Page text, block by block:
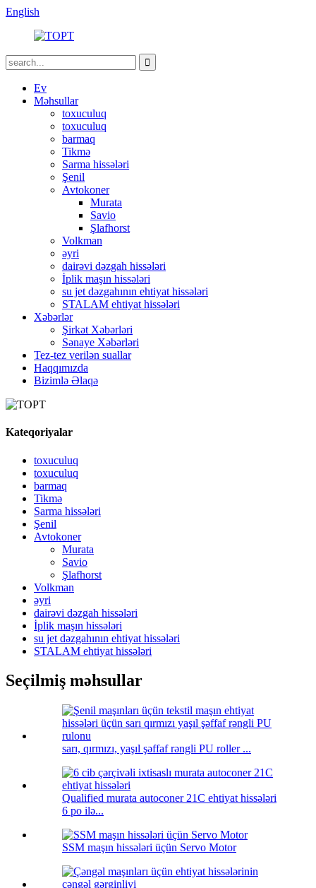
English
Ev
Məhsullar
toxuculuq
toxuculuq
barmaq
Tikmə
Sarma hissələri
Şenil
Avtokoner
Murata
Savio
Şlafhorst
Volkman
əyri
dairəvi dəzgah hissələri
İplik maşın hissələri
su jet dəzgahının ehtiyat hissələri
STALAM ehtiyat hissələri
Xəbərlər
Şirkət Xəbərləri
Sənaye Xəbərləri
Tez-tez verilən suallar
Haqqımızda
Bizimlə Əlaqə
Kateqoriyalar
toxuculuq
toxuculuq
barmaq
Tikmə
Sarma hissələri
Şenil
Avtokoner
Murata
Savio
Şlafhorst
Volkman
əyri
dairəvi dəzgah hissələri
İplik maşın hissələri
su jet dəzgahının ehtiyat hissələri
STALAM ehtiyat hissələri
Seçilmiş məhsullar
sarı, qırmızı, yaşıl şəffaf rəngli PU roller ...
Qualified murata autoconer 21C ehtiyat hissələri
6 po ilə...
SSM maşın hissələri üçün Servo Motor